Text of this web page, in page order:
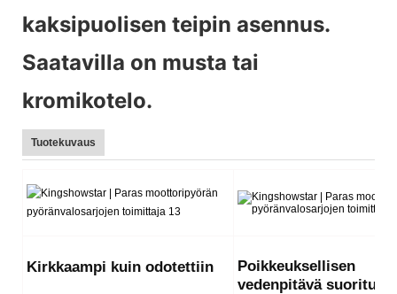
kaksipuolisen teipin asennus.
Saatavilla on musta tai
kromikotelo.
Tuotekuvaus
Kirkkaampi kuin odotettiin
Poikkeuksellisen
vedenpitävä